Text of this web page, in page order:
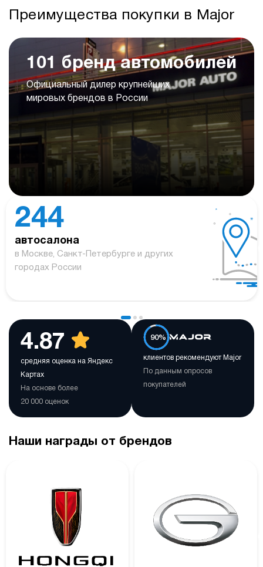
Преимущества покупки в Major
101 бренд автомобилей
Официальный дилер крупнейших
мировых брендов в России
244
автосалона
в Москве, Санкт-Петербурге и других
городах России
4.87
средняя оценка на Яндекс
Картах
На основе более
20 000 оценок
90%
клиентов рекомендуют Major
По данным опросов
покупателей
Наши награды от брендов